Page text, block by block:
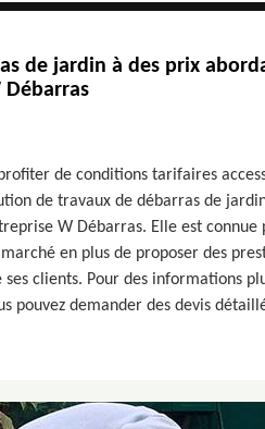
de jardin à des prix
Débarras
de conditions tarifaires
de travaux de débarras de
W Débarras. Elle est
en plus de proposer des
ses clients. Pour des informations
pouvez demander des devis